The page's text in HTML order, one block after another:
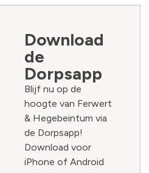
Download
de
Dorpsapp
Blijf nu op de
hoogte van Ferwert
& Hegebeintum via
de Dorpsapp!
Download voor
iPhone of Android